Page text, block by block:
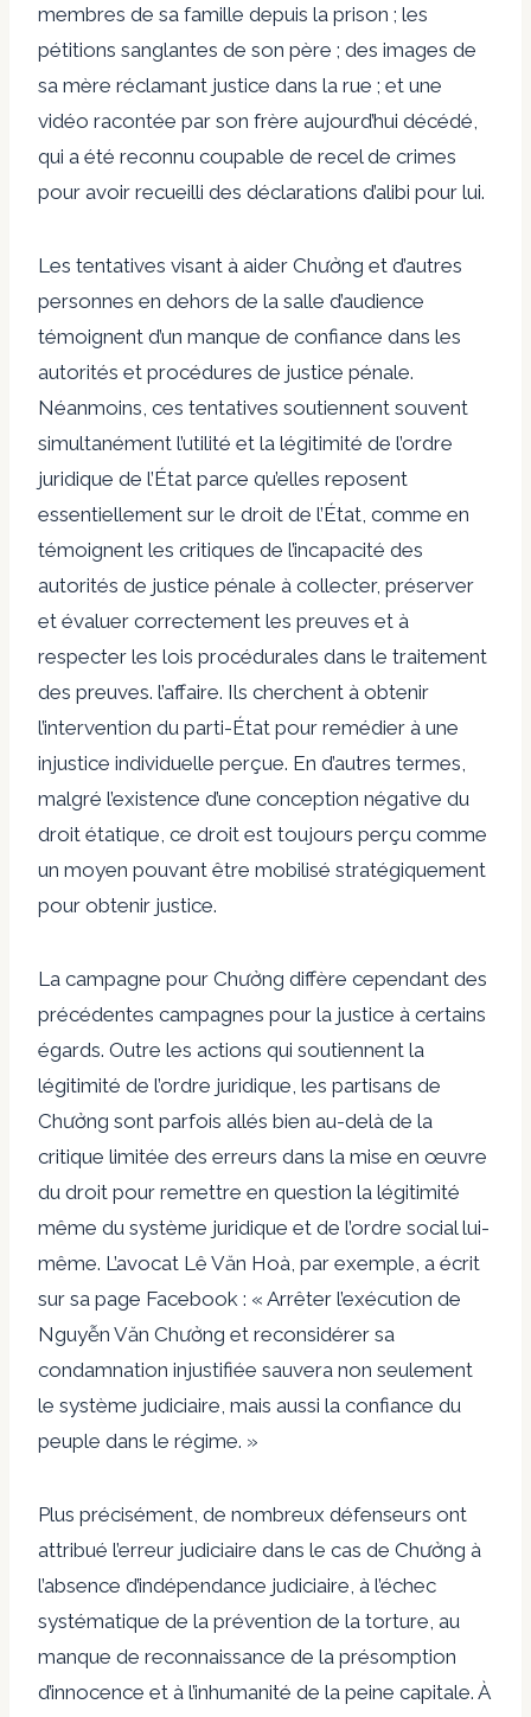
membres de sa famille depuis la prison ; les
pétitions sanglantes de son père ; des images de
sa mère réclamant justice dans la rue ; et une
vidéo racontée par son frère aujourd’hui décédé,
qui a été reconnu coupable de recel de crimes
pour avoir recueilli des déclarations d’alibi pour lui.
Les tentatives visant à aider Chưởng et d’autres
personnes en dehors de la salle d’audience
témoignent d’un manque de confiance dans les
autorités et procédures de justice pénale.
Néanmoins, ces tentatives soutiennent souvent
simultanément l’utilité et la légitimité de l’ordre
juridique de l’État parce qu’elles reposent
essentiellement sur le droit de l’État, comme en
témoignent les critiques de l’incapacité des
autorités de justice pénale à collecter, préserver
et évaluer correctement les preuves et à
respecter les lois procédurales dans le traitement
des preuves. l’affaire. Ils cherchent à obtenir
l’intervention du parti-État pour remédier à une
injustice individuelle perçue. En d’autres termes,
malgré l’existence d’une conception négative du
droit étatique, ce droit est toujours perçu comme
un moyen pouvant être mobilisé stratégiquement
pour obtenir justice.
La campagne pour Chưởng diffère cependant des
précédentes campagnes pour la justice à certains
égards. Outre les actions qui soutiennent la
légitimité de l’ordre juridique, les partisans de
Chưởng sont parfois allés bien au-delà de la
critique limitée des erreurs dans la mise en œuvre
du droit pour remettre en question la légitimité
même du système juridique et de l’ordre social lui-
même. L’avocat Lê Văn Hoà, par exemple, a écrit
sur sa page Facebook : « Arrêter l’exécution de
Nguyễn Văn Chưởng et reconsidérer sa
condamnation injustifiée sauvera non seulement
le système judiciaire, mais aussi la confiance du
peuple dans le régime. »
Plus précisément, de nombreux défenseurs ont
attribué l’erreur judiciaire dans le cas de Chưởng à
l’absence d’indépendance judiciaire, à l’échec
systématique de la prévention de la torture, au
manque de reconnaissance de la présomption
d’innocence et à l’inhumanité de la peine capitale. À